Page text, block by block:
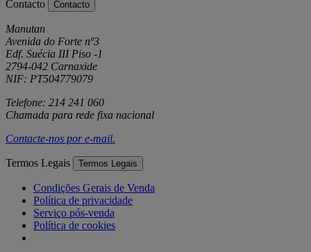
Contacto Contacto
Manutan
Avenida do Forte nº3
Edf. Suécia III Piso -1
2794-042 Carnaxide
NIF: PT504779079
Telefone: 214 241 060
Chamada para rede fixa nacional
Contacte-nos pore-mail.
Termos Legais Termos Legais
Condições Gerais de Venda
Política de privacidade
Serviço pós-venda
Política de cookies